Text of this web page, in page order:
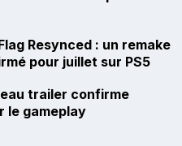
Resynced : un remake
pour juillet sur PS5
trailer confirme
le gameplay